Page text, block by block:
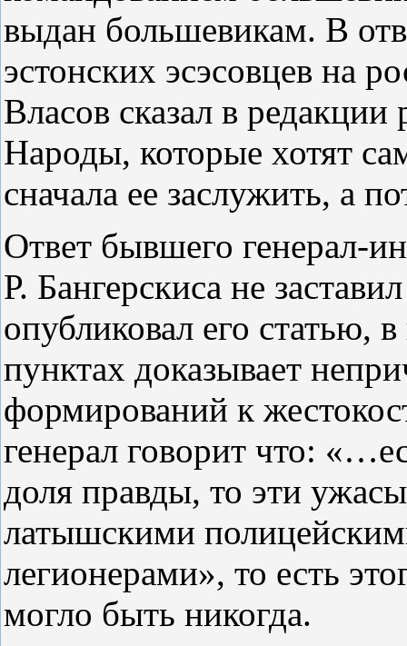
выдан большевикам. В
эстонских эсэсовцев на
Власов сказал в
Народы, которые хотят
сначала ее заслужить, а
Ответ бывшего генерал-
Р. Бангерскиса не
опубликовал его статью,
пунктах доказывает
формирований к
генерал говорит что:
доля правды, то эти
латышскими
легионерами», то есть
могло быть никогда.